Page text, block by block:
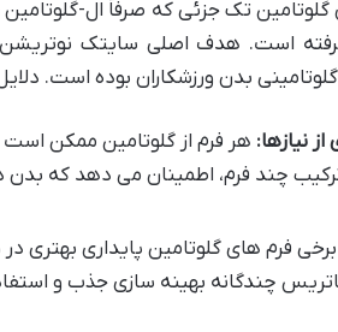
گلوتامینی بدن ورزشکاران بوده است.
نیازها: هر فرم از گلوتامین ممکن
چند فرم، اطمینان می دهد که بدن
برخی فرم های گلوتامین پایداری بهتری
چندگانه بهینه سازی جذب و